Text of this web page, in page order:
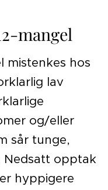
mangel
mistenkes hos
lav
og/eller
sår tunge,
Nedsatt opptak
hyppigere